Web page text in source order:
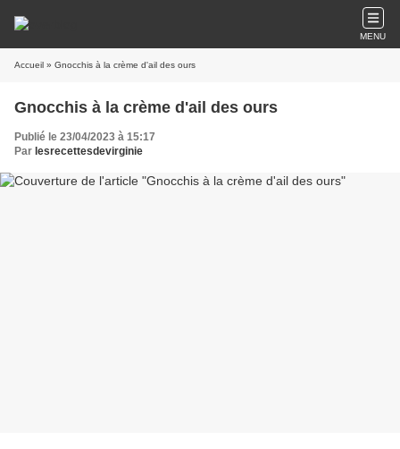
MENU
Accueil » Gnocchis à la crème d'ail des ours
Gnocchis à la crème d'ail des ours
Publié le 23/04/2023 à 15:17
Par lesrecettesdevirginie